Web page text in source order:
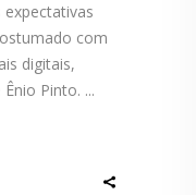
com
digitais,
Pinto.